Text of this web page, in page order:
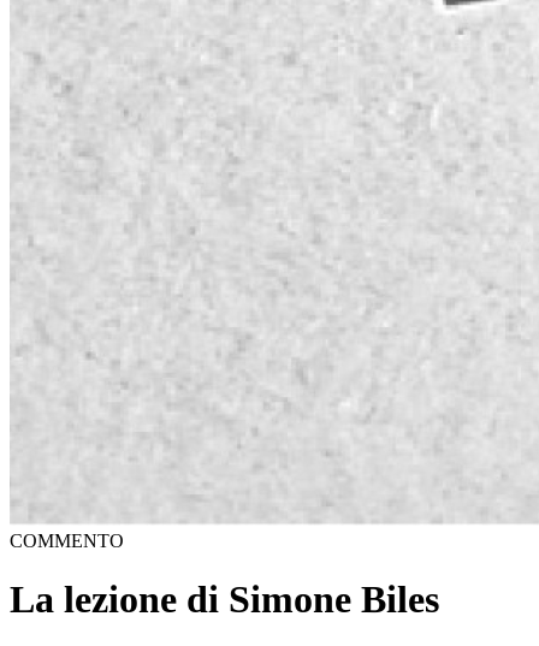
COMMENTO
La lezione di Simone Biles